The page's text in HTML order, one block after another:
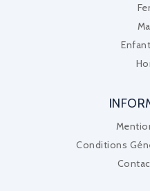
Conditions